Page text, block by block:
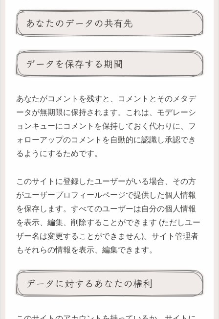
あなたのデータの共有先
データを保存する期間
あなたがコメントを残すと、コメントとそのメタデ
ータが無期限に保持されます。これは、モデレーシ
ョンキューにコメントを保持しておく代わりに、フ
ォローアップのコメントを自動的に認識し承認でき
るようにするためです。
このサイトに登録したユーザーがいる場合、その方
がユーザープロフィールページで提供した個人情報
を保存します。すべてのユーザーは自分の個人情報
を表示、編集、削除することができます (ただしユー
ザー名は変更することができません)。サイト管理者
もそれらの情報を表示、編集できます。
データに対するあなたの権利